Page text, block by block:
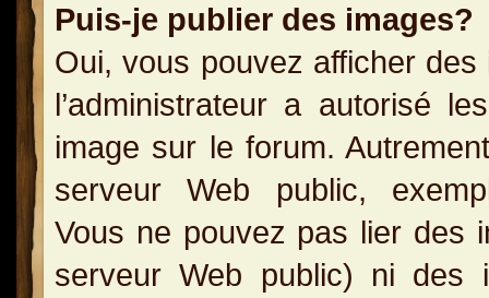
Puis-je publier des images?
Oui, vous pouvez afficher
l’administrateur a autorisé
image sur le forum.
serveur Web public,
Vous ne pouvez pas lier des
serveur Web public) ni des